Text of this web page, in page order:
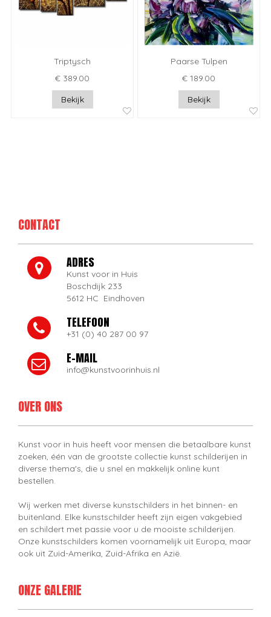
Triptysch
€ 389.00
Bekijk
Paarse Tulpen
€ 189.00
Bekijk
CONTACT
ADRES
Kunst voor in Huis
Boschdijk 233
5612 HC Eindhoven
TELEFOON
+31 (0) 40 287 00 97
E-MAIL
info@kunstvoorinhuis.nl
OVER ONS
Kunst voor in huis heeft voor mensen die betaalbare kunst
zoeken, één van de grootste collectie kunst schilderijen in
diverse thema's, die u snel en makkelijk online kunt
bestellen.
Wij werken met diverse kunstschilders in het binnen- en
buitenland. Elke kunstschilder heeft zijn eigen vakgebied
en schildert met passie voor u de mooiste schilderijen.
Onze kunstschilders komen voornamelijk uit Europa, maar
ook uit Zuid-Amerika, Zuid-Afrika en Azië.
ONZE GALERIE